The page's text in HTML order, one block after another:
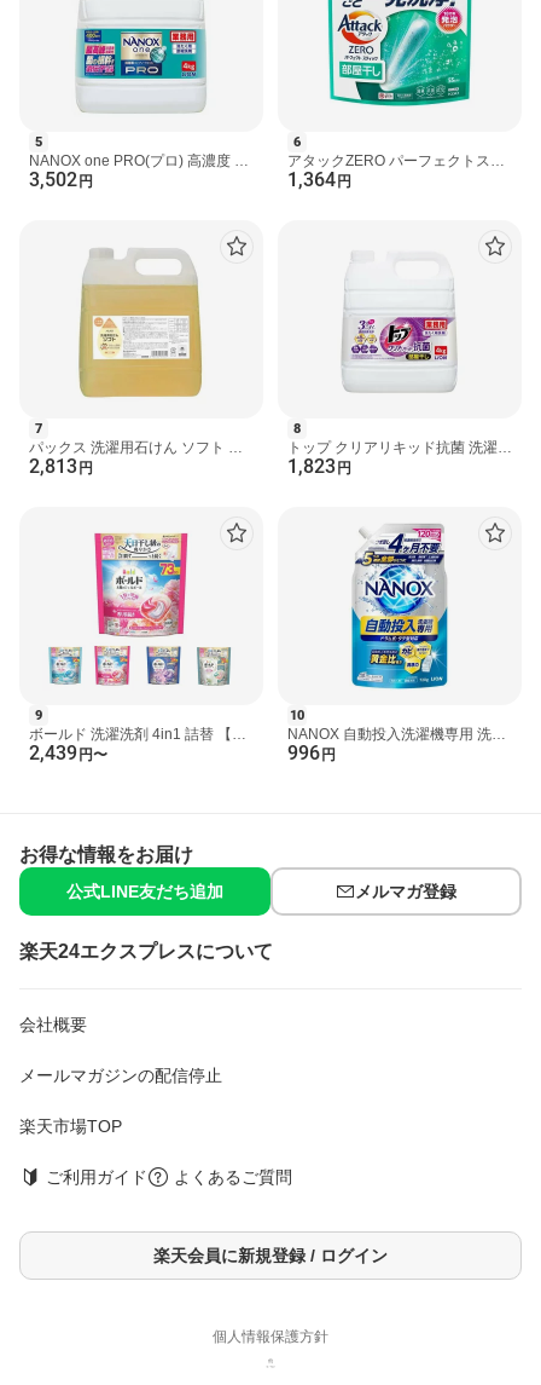
5
NANOX one PRO(プロ) 高濃度 洗
濯洗剤 詰め替え 大容量 業務用
3,502 円
6
アタックZERO パーフェクトステ
ィック 部屋干し 55本 【アタック
1,364 円
7
パックス 洗濯用石けん ソフト 詰
替用 4000ml 【パックス】 洗濯洗
2,813 円
8
トップ クリアリキッド抗菌 洗濯洗
剤 業務用 4kg 【トップ】 洗濯洗
1,823 円
9
ボールド 洗濯洗剤 4in1 詰替 【ボ
ールド ジェルボール】 ホワイトテ
2,439 円〜
10
NANOX 自動投入洗濯機専用 洗濯
洗剤 液体 詰め替え 720g
996 円
お得な情報をお届け
公式LINE友だち追加 メルマガ登録
楽天24エクスプレスについて
会社概要
メールマガジンの配信停止
楽天市場TOP
ご利用ガイド よくあるご質問
楽天会員に新規登録 / ログイン
個人情報保護方針